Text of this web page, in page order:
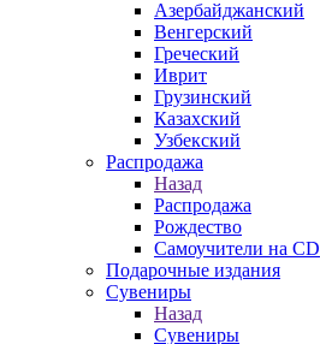
Азербайджанский
Венгерский
Греческий
Иврит
Грузинский
Казахский
Узбекский
Распродажа
Назад
Распродажа
Рождество
Самоучители на CD
Подарочные издания
Сувениры
Назад
Сувениры